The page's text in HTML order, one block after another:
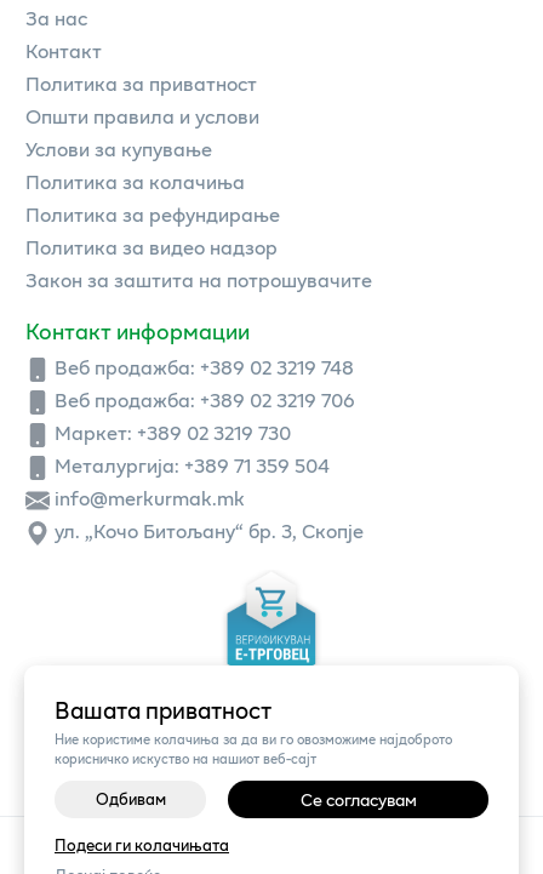
Вашата приватност
Ние користиме колачиња за да ви го овозможиме најдоброто
корисничко искуство на нашиот веб-сајт
Одбивам Се согласувам
Подеси ги колачињата
За нас
Контакт
Политика за приватност
Општи правила и услови
Услови за купување
Политика за колачиња
Политика за рефундирање
Политика за видео надзор
Закон за заштита на потрошувачите
Контакт информации
Веб продажба: +389 02 3219 748
Веб продажба: +389 02 3219 706
Маркет: +389 02 3219 730
Металургија: +389 71 359 504
info@merkurmak.mk
ул. „Кочо Битољану“ бр. 3, Скопје
©2026